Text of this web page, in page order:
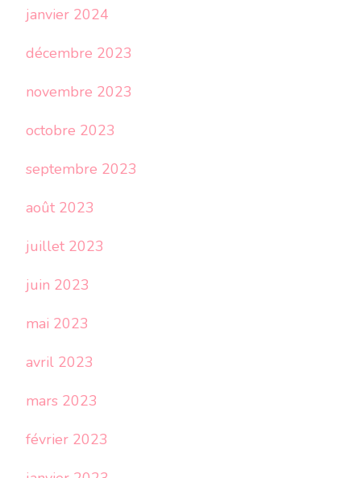
janvier 2024
décembre 2023
novembre 2023
octobre 2023
septembre 2023
août 2023
juillet 2023
juin 2023
mai 2023
avril 2023
mars 2023
février 2023